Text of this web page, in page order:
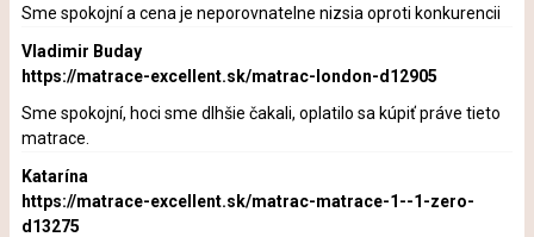
Sme spokojní a cena je neporovnatelne nizsia oproti konkurencii
Vladimir Buday
https://matrace-excellent.sk/matrac-london-d12905
Sme spokojní, hoci sme dlhšie čakali, oplatilo sa kúpiť práve tieto
matrace.
Katarína
https://matrace-excellent.sk/matrac-matrace-1--1-zero-
d13275